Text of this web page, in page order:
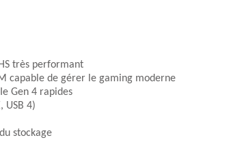
très performant
capable de gérer le gaming moderne
Gen 4 rapides
USB 4)
stockage